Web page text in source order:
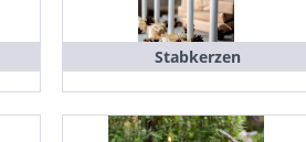
Stabkerzen